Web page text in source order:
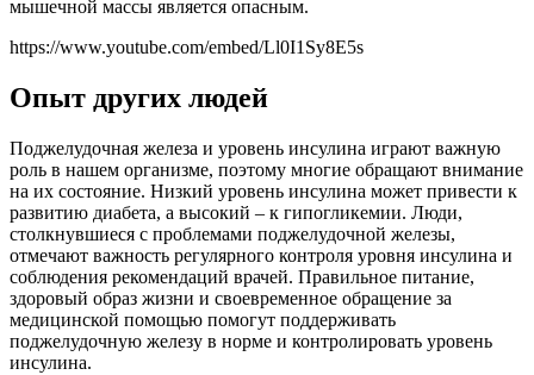
мышечной массы является опасным.
https://www.youtube.com/embed/Ll0I1Sy8E5s
Опыт других людей
Поджелудочная железа и уровень инсулина играют важную
роль в нашем организме, поэтому многие обращают внимание
на их состояние. Низкий уровень инсулина может привести к
развитию диабета, а высокий – к гипогликемии. Люди,
столкнувшиеся с проблемами поджелудочной железы,
отмечают важность регулярного контроля уровня инсулина и
соблюдения рекомендаций врачей. Правильное питание,
здоровый образ жизни и своевременное обращение за
медицинской помощью помогут поддерживать
поджелудочную железу в норме и контролировать уровень
инсулина.